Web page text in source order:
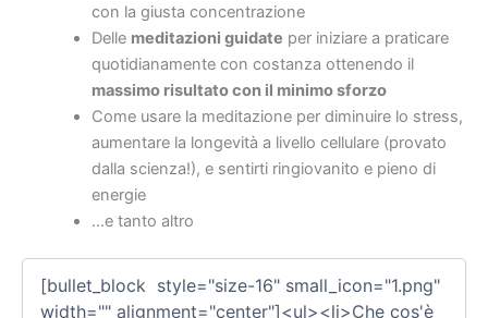
con la giusta concentrazione
Delle meditazioni guidate per iniziare a praticare
quotidianamente con costanza ottenendo il
massimo risultato con il minimo sforzo
Come usare la meditazione per diminuire lo stress,
aumentare la longevità a livello cellulare (provato
dalla scienza!), e sentirti ringiovanito e pieno di
energie
…e tanto altro